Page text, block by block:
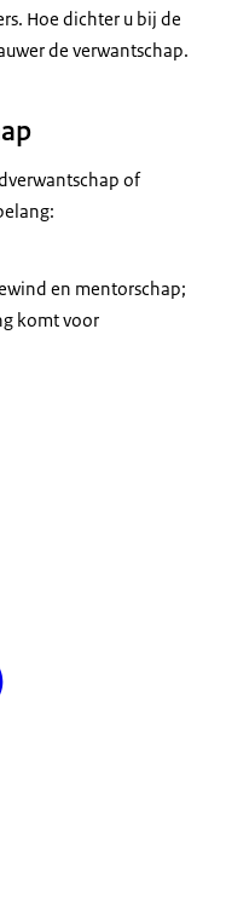
Hoe dichter u bij de
de verwantschap.
of
en mentorschap;
komt voor